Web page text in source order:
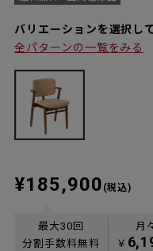
バリエーションを選択し
全パターンの一覧をみる
¥185,900 (税込)
最大30回
分割手数料無料
月
￥